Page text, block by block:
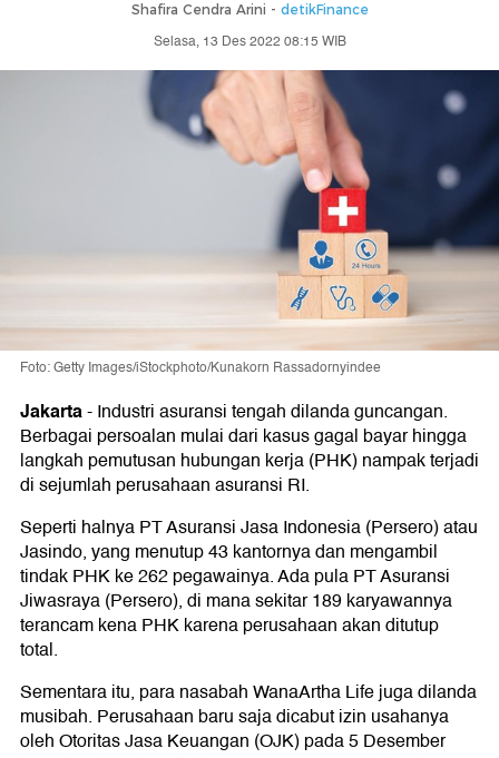
Shafira Cendra Arini - detikFinance
Selasa, 13 Des 2022 08:15 WIB
Foto: Getty Images/iStockphoto/Kunakorn Rassadornyindee
Jakarta-Industri asuransi tengah dilanda guncangan.
Berbagai persoalan mulai dari kasus gagal bayar hingga
langkah pemutusan hubungan kerja (PHK) nampak terjadi
di sejumlah perusahaan asuransi RI.
Seperti halnya PT Asuransi Jasa Indonesia (Persero) atau
Jasindo, yang menutup 43 kantornya dan mengambil
tindak PHK ke 262 pegawainya. Ada pula PT Asuransi
Jiwasraya (Persero), di mana sekitar 189 karyawannya
terancam kena PHK karena perusahaan akan ditutup
total.
Sementara itu, para nasabah WanaArtha Life juga dilanda
musibah. Perusahaan baru saja dicabut izin usahanya
oleh Otoritas Jasa Keuangan (OJK) pada 5 Desember